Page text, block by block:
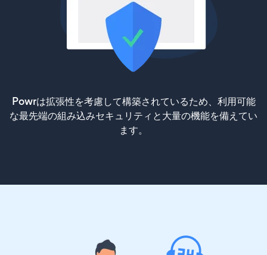
Powrは拡張性を考慮して構築されているため、利用可能
な最先端の組み込みセキュリティと大量の機能を備えてい
ます。